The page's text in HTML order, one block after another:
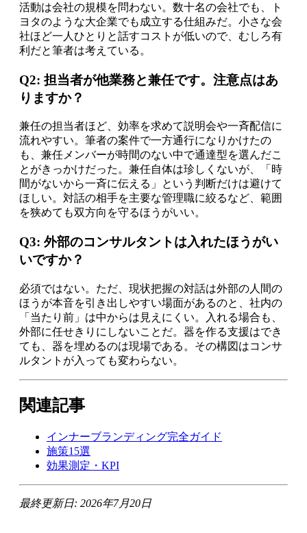
活動は会社の規模を問わない。数十名の会社でも、ト
ヨタのような大企業でも成立する仕組みだ。小さな会
社ほど一人ひとりと話すコストが低いので、むしろ有
利だと筆者は考えている。
Q2: 担当者が他業務と兼任です。注意点はあ
りますか？
兼任の担当者ほど、効率を求めて説明会や一斉配信に
流れやすい。筆者の案件で一方通行になりかけたの
も、兼任メンバーが時間のない中で通達型を選んだこ
とがきっかけだった。兼任自体は珍しくないが、「時
間がないから一斉に伝える」という判断だけは避けて
ほしい。対話の相手を主要な管理職に絞るなど、範囲
を狭めても双方向を守るほうがいい。
Q3: 外部のコンサルタントは入れたほうがい
いですか？
必須ではない。ただ、現状把握の対話は外部の人間の
ほうが本音を引き出しやすい場面があるのと、社内の
「当たり前」は中からは見えにくい。入れる場合も、
外部に任せきりにしないことだ。器を作る支援はでき
ても、器を埋めるのは現場である。その構図はコンサ
ルタントが入っても変わらない。
関連記事
インナーブランディング完全ガイド
施策15選
効果測定・KPI
最終更新日: 2026年7月20日